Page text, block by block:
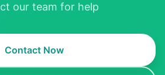
our team for help
Contact Now